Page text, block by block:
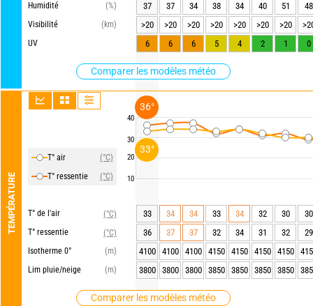
Humidité
(%)
Visibilité
(km)
UV
Comparer les modèles météo
TEMPÉRATURE
T° air
(°C)
T° ressentie
(°C)
T° de l'air
(°C)
T° ressentie
(°C)
Isotherme 0°
(m)
Lim pluie/neige
(m)
Comparer les modèles météo
40
30
20
10
37 37 34 38 34 40 51
48
>20
>20 >20 >20 >20 >20 >20
6
6 6 5 4 2 1 0
33 34 34 33 34 32 30
30
36
37 37 32 34 31 32
29
4100
4100 4100 4150 4150 4150 4150
3800
3800 3800 3850 3850 3850 3850
33°
36°